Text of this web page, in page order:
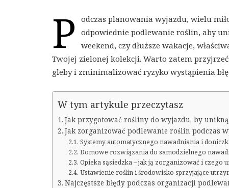
P
odczas planowania wyjazdu, wielu
odpowiednie podlewanie roślin, aby
weekend, czy dłuższe wakacje,
Twojej zielonej kolekcji. Warto zatem
gleby i zminimalizować ryzyko wystąpienia
W tym artykule przeczytasz
Jak przygotować rośliny do wyjazdu, by
Jak zorganizować podlewanie roślin podczas
Systemy automatycznego nawadniania i
Domowe rozwiązania do samodzielnego
Opieka sąsiedzka – jak ją zorganizować i czego
Ustawienie roślin i środowisko sprzyjające
Najczęstsze błędy podczas organizacji